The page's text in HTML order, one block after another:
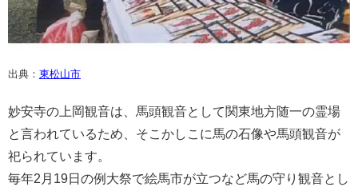
出典： 東松山市
妙安寺の上岡観音は、馬頭観音として関東地方随一の霊場
と言われているため、そこかしこに馬の石像や馬頭観音が
祀られています。
毎年2月19日の例大祭で絵馬市が立つなど馬の守り観音とし